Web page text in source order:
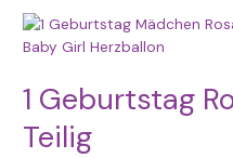
1 Geburtstag
Teilig
1
Geburtstag
Mädchen
–